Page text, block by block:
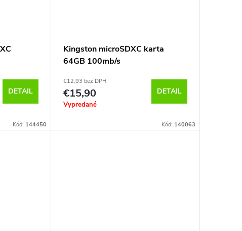
DETAIL
Kód: 144450
Kingston microSDXC karta
64GB 100mb/s
€12,93 bez DPH
€15,90
Vypredané
DETAIL
Kód: 140063